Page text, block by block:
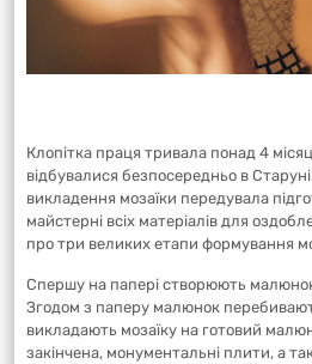
Клопітка праця тривала понад 4
відбувалися безпосередньо в
викладення мозаїки передувала
майстерні всіх матеріалів для
про три великих етапи формування
Спершу на папері створюють
Згодом з паперу малюнок
викладають мозаїку на готовий
закінчена, монументальні плити, а